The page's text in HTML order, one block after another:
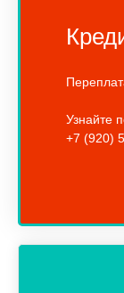
Узнайте
+7 (920)